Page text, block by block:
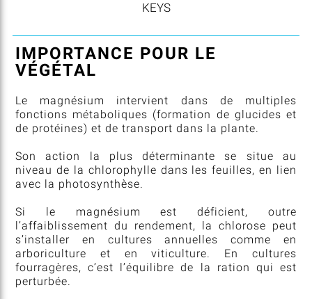
KEYS
IMPORTANCE POUR LE
VÉGÉTAL
Le magnésium intervient dans de multiples
fonctions métaboliques (formation de glucides et
de protéines) et de transport dans la plante.
Son action la plus déterminante se situe au
niveau de la chlorophylle dans les feuilles, en lien
avec la photosynthèse.
Si le magnésium est déficient, outre
l’affaiblissement du rendement, la chlorose peut
s’installer en cultures annuelles comme en
arboriculture et en viticulture. En cultures
fourragères, c’est l’équilibre de la ration qui est
perturbée.